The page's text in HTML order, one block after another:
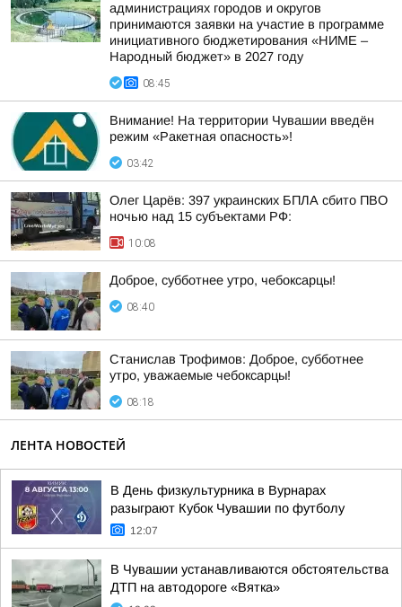
администрациях городов и округов
принимаются заявки на участие в программе
инициативного бюджетирования «НИМЕ –
Народный бюджет» в 2027 году
08:45
Внимание! На территории Чувашии введён
режим «Ракетная опасность»!
03:42
Олег Царёв: 397 украинских БПЛА сбито ПВО
ночью над 15 субъектами РФ:
10:08
Доброе, субботнее утро, чебоксарцы!
08:40
Станислав Трофимов: Доброе, субботнее
утро, уважаемые чебоксарцы!
08:18
ЛЕНТА НОВОСТЕЙ
В День физкультурника в Вурнарах
разыграют Кубок Чувашии по футболу
12:07
В Чувашии устанавливаются обстоятельства
ДТП на автодороге «Вятка»